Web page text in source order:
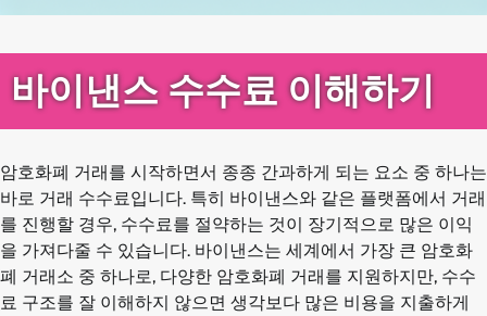
바이낸스 수수료 이해하기
암호화폐 거래를 시작하면서 종종 간과하게 되는 요소 중 하나는
바로 거래 수수료입니다. 특히 바이낸스와 같은 플랫폼에서 거래
를 진행할 경우, 수수료를 절약하는 것이 장기적으로 많은 이익
을 가져다줄 수 있습니다. 바이낸스는 세계에서 가장 큰 암호화
폐 거래소 중 하나로, 다양한 암호화폐 거래를 지원하지만, 수수
료 구조를 잘 이해하지 않으면 생각보다 많은 비용을 지출하게